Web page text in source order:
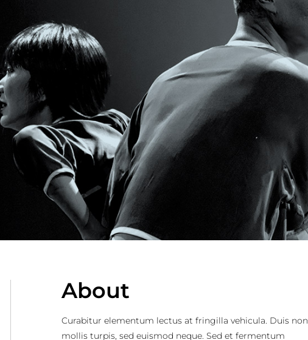
About
Curabitur elementum lectus at fringilla vehicula. Duis non
mollis turpis, sed euismod neque. Sed et fermentum